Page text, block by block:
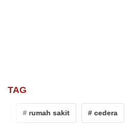
TAG
# rumah sakit # cedera